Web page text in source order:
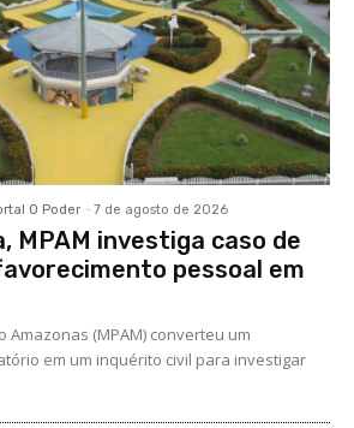
O Poder - 7 de agosto de 2026
MPAM investiga caso de
pessoal em
Amazonas (MPAM) converteu um
em um inquérito civil para investigar